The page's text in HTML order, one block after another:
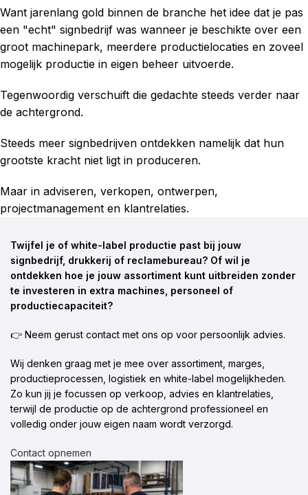
Want jarenlang gold binnen de branche het idee dat je pas
een "echt" signbedrijf was wanneer je beschikte over een
groot machinepark, meerdere productielocaties en zoveel
mogelijk productie in eigen beheer uitvoerde.
Tegenwoordig verschuift die gedachte steeds verder naar
de achtergrond.
Steeds meer signbedrijven ontdekken namelijk dat hun
grootste kracht niet ligt in produceren.
Maar in adviseren, verkopen, ontwerpen,
projectmanagement en klantrelaties.
Twijfel je of white-label productie past bij jouw
signbedrijf, drukkerij of reclamebureau? Of wil je
ontdekken hoe je jouw assortiment kunt uitbreiden zonder
te investeren in extra machines, personeel of
productiecapaciteit?
👉 Neem gerust contact met ons op voor persoonlijk advies.
Wij denken graag met je mee over assortiment, marges,
productieprocessen, logistiek en white-label mogelijkheden.
Zo kun jij je focussen op verkoop, advies en klantrelaties,
terwijl de productie op de achtergrond professioneel en
volledig onder jouw eigen naam wordt verzorgd.
Contact opnemen